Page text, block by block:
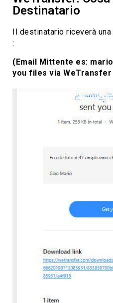
Destinatario
Il destinatario riceverà
:
(Email Mittente es:
you files via WeTransfer